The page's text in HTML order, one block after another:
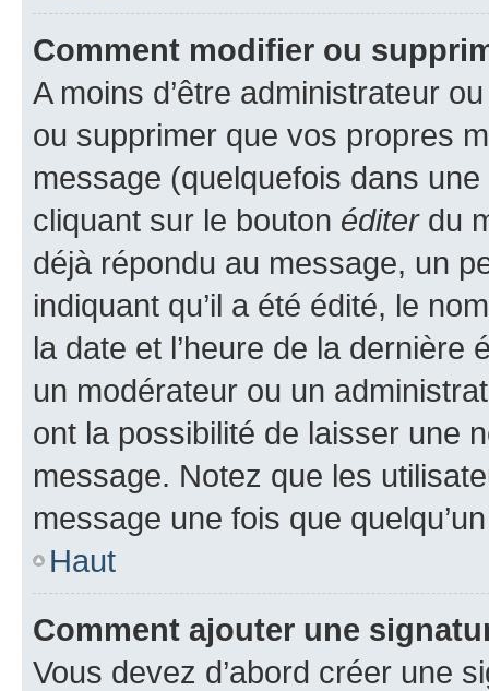
Comment modifier ou
A moins d’être administrateur
ou supprimer que vos propres
message (quelquefois dans
cliquant sur le bouton éditerdu
déjà répondu au message, un
indiquant qu’il a été édité, le
la date et l’heure de la dernière
un modérateur ou un
ont la possibilité de laisser une
message. Notez que les
message une fois que
Haut
Comment ajouter une
Vous devez d’abord créer une